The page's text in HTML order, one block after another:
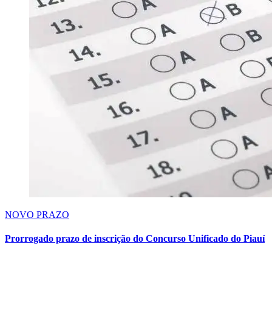
NOVO PRAZO
Prorrogado prazo de inscrição do Concurso Unificado do Piauí